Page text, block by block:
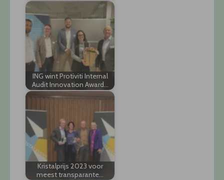
ING wint Protiviti Internal
Audit Innovation Award…
Kristalprijs 2023 voor
meest transparante…